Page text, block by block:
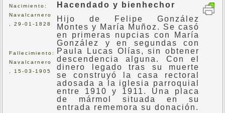
Nacimiento:
Navalcarnero
, 29-01-1828
Fallecimiento:
Navalcarnero
, 15-03-1905
Hacendado y bienhechor
Hijo de Felipe González
Montes y María Muñoz. Se casó
en primeras nupcias con María
González y en segundas con
Paula Lucas Olías, sin obtener
descendencia alguna. Con el
dinero legado tras su muerte
se construyó la casa rectoral
adosada a la iglesia parroquial
entre 1910 y 1911. Una placa
de mármol situada en su
entrada rememora su donación.